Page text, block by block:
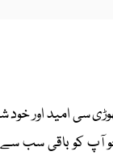
سی امید اور
آپ کو باقی سب سے